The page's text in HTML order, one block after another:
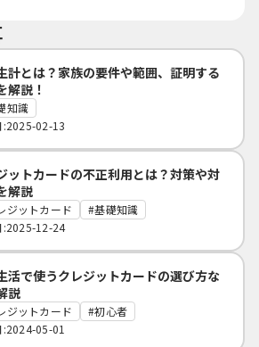
計とは？家族の要件や範囲、証明する
解説！
知識
:2025-02-13
ットカードの不正利用とは？対策や対
解説
ジットカード
基礎知識
:2025-12-24
活で使うクレジットカードの選び方な
説
ジットカード
初心者
:2024-05-01